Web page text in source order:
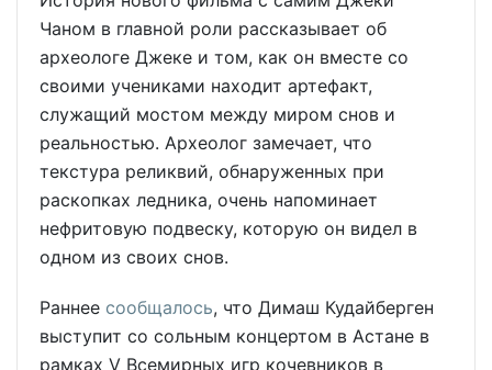
Чаном в главной роли рассказывает об
археологе Джеке и том, как он вместе со
своими учениками находит артефакт,
служащий мостом между миром снов и
реальностью. Археолог замечает, что
текстура реликвий, обнаруженных при
раскопках ледника, очень напоминает
нефритовую подвеску, которую он видел в
одном из своих снов.
Раннее сообщалось, что Димаш Кудайберген
выступит со сольным концертом в Астане в
рамках V Всемирных игр кочевников в